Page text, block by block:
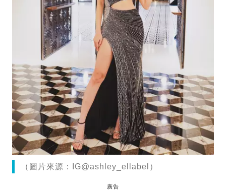
（圖片來源：IG@ashley_ellabel）
廣告